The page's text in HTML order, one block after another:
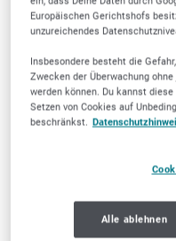
Europäischen Gerichtshofs
unzureichendes
Insbesondere besteht die
Zwecken der Überwachung
werden können. Du kannst
Setzen von Cookies auf
beschränkst.
Alle ablehnen